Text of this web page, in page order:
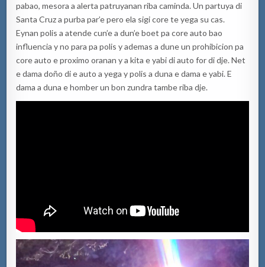
pabao, mesora a alerta patruyanan riba caminda. Un partuya di
Santa Cruz a purba par’e pero ela sigi core te yega su cas.
Eynan polis a atende cun’e a dun’e boet pa core auto bao
influencia y no para pa polis y ademas a dune un prohibicion pa
core auto e proximo oranan y a kita e yabi di auto for di dje. Net
e dama doño di e auto a yega y polis a duna e dama e yabi. E
dama a duna e homber un bon zundra tambe riba dje.